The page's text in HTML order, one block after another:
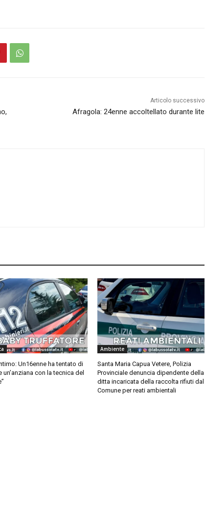
Articolo successivo
Afragola: 24enne accoltellato durante lite
Un16enne ha tentato di
un’anziana con la tecnica del
Ambiente
Santa Maria Capua Vetere, Polizia
Provinciale denuncia dipendente della
ditta incaricata della raccolta rifiuti dal
Comune per reati ambientali